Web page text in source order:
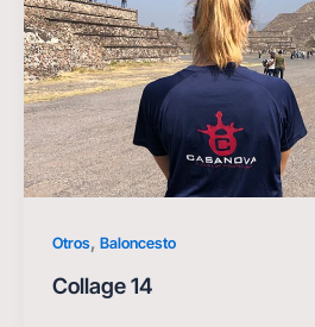
Otros, Baloncesto
Collage 14